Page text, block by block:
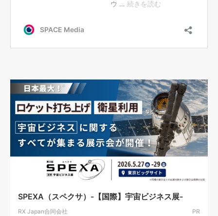
SPEXA（スペクサ）-【国際】宇宙ビジネス展-
RX Japan合同会社 PR